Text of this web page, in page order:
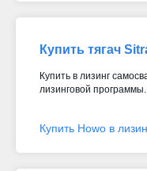
Купить тягач
Купить в лизинг
лизинговой программы.
Купить Howo в